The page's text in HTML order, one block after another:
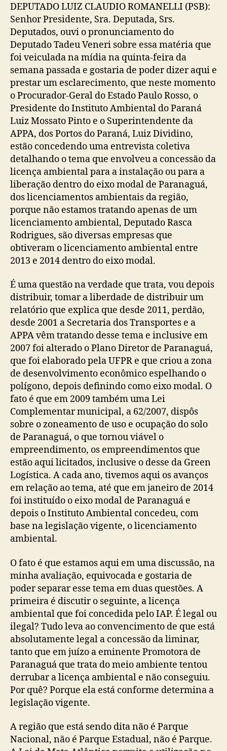
DEPUTADO LUIZ CLAUDIO ROMANELLI (PSB):
Senhor Presidente, Sra. Deputada, Srs.
Deputados, ouvi o pronunciamento do
Deputado Tadeu Veneri sobre essa matéria que
foi veiculada na mídia na quinta-feira da
semana passada e gostaria de poder dizer aqui e
prestar um esclarecimento, que neste momento
o Procurador-Geral do Estado Paulo Rosso, o
Presidente do Instituto Ambiental do Paraná
Luiz Mossato Pinto e o Superintendente da
APPA, dos Portos do Paraná, Luiz Dividino,
estão concedendo uma entrevista coletiva
detalhando o tema que envolveu a concessão da
licença ambiental para a instalação ou para a
liberação dentro do eixo modal de Paranaguá,
dos licenciamentos ambientais da região,
porque não estamos tratando apenas de um
licenciamento ambiental, Deputado Rasca
Rodrigues, são diversas empresas que
obtiveram o licenciamento ambiental entre
2013 e 2014 dentro do eixo modal.
É uma questão na verdade que trata, vou depois
distribuir, tomar a liberdade de distribuir um
relatório que explica que desde 2011, perdão,
desde 2001 a Secretaria dos Transportes e a
APPA vêm tratando desse tema e inclusive em
2007 foi alterado o Plano Diretor de Paranaguá,
que foi elaborado pela UFPR e que criou a zona
de desenvolvimento econômico espelhando o
polígono, depois definindo como eixo modal. O
fato é que em 2009 também uma Lei
Complementar municipal, a 62/2007, dispôs
sobre o zoneamento de uso e ocupação do solo
de Paranaguá, o que tornou viável o
empreendimento, os empreendimentos que
estão aqui licitados, inclusive o desse da Green
Logística. A cada ano, tivemos aqui os avanços
em relação ao tema, até que em janeiro de 2014
foi instituído o eixo modal de Paranaguá e
depois o Instituto Ambiental concedeu, com
base na legislação vigente, o licenciamento
ambiental.
O fato é que estamos aqui em uma discussão, na
minha avaliação, equivocada e gostaria de
poder separar esse tema em duas questões. A
primeira é discutir o seguinte, a licença
ambiental que foi concedida pelo IAP. É legal ou
ilegal? Tudo leva ao convencimento de que está
absolutamente legal a concessão da liminar,
tanto que em juízo a eminente Promotora de
Paranaguá que trata do meio ambiente tentou
derrubar a licença ambiental e não conseguiu.
Por quê? Porque ela está conforme determina a
legislação vigente.
A região que está sendo dita não é Parque
Nacional, não é Parque Estadual, não é Parque.